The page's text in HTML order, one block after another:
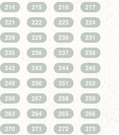
214 215 216
217
221 222 223
224
228 229 230
231
235 236 237
238
242 243 244
245
249 250 251
252
256 257 258
259
263 264 265
266
270 271 272 273